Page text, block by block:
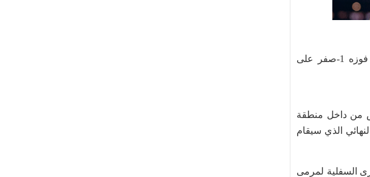
يواجه برشلونة غريمه التقليدي ريال مدريد في نهائي مثير لكأس ملك إسبانيا لكرة القدم، بعد فوزه 1-صفر على
من داخل منطقة
النهائي الذي سيقام
السفلية لمرمى